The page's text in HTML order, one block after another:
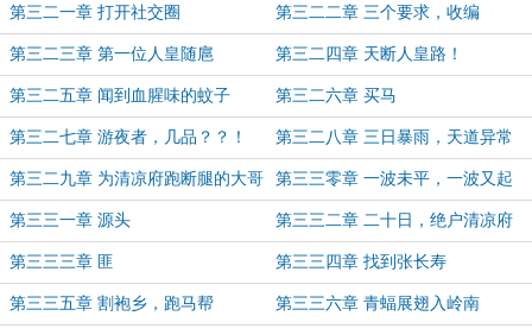
第三二一章 打开社交圈 第三二二章 三个要求，收编
第三二三章 第一位人皇随扈 第三二四章 天断人皇路！
第三二五章 闻到血腥味的蚊子 第三二六章 买马
第三二七章 游夜者，几品？？！ 第三二八章 三日暴雨，天道异常
第三二九章 为清凉府跑断腿的大哥 第三三零章 一波未平，一波又起
第三三一章 源头 第三三二章 二十日，绝户清凉府
第三三三章 匪 第三三四章 找到张长寿
第三三五章 割袍乡，跑马帮 第三三六章 青蝠展翅入岭南